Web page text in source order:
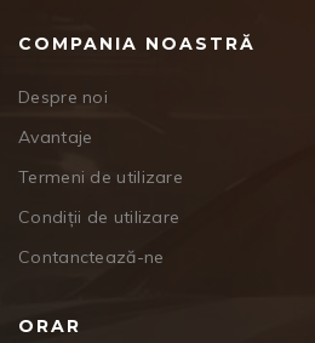
COMPANIA NOASTRĂ
Despre noi
Avantaje
Termeni de utilizare
Condiții de utilizare
Contanctează-ne
ORAR